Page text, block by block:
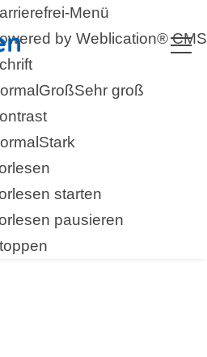
Menü
by Weblication® CMS
GroßSehr groß
Stark
starten
pausieren
zurück zur Übersicht